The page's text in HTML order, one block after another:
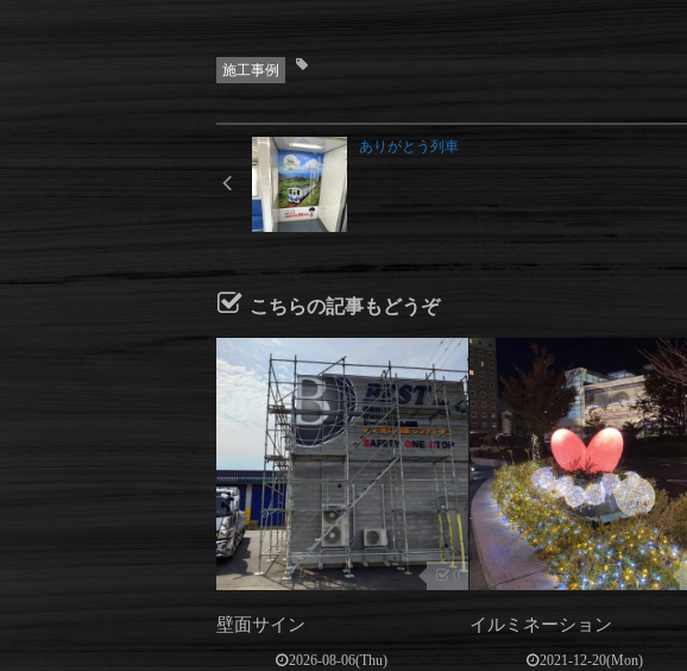
施工事例
ありがとう列車
こちらの記事もどうぞ
0
壁面サイン
2026-08-06(Thu)
イルミネーション
2021-12-20(Mon)